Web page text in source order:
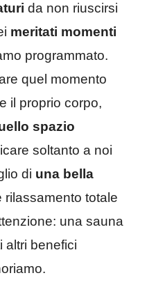
da non riuscirsi
meritati momenti
programmato.
quel momento
il proprio corpo,
spazio
soltanto a noi
di una bella
rilassamento totale
una sauna
altri benefici